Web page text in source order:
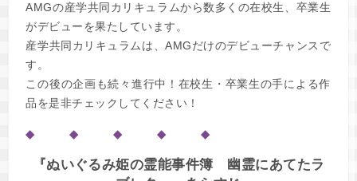
AMGの産学共同カリキュラムから数多くの在校生、卒業生
がデビューを果たしています。
産学共同カリキュラムは、AMGだけのデビューチャンスで
す。
この後の企画も続々進行中！在校生・卒業生の手による作
品を是非チェックしてください！
◆ ◆ ◆ ◆ ◆
『ぬいぐるみ姫の霊能事件簿 幽霊にあてたラ